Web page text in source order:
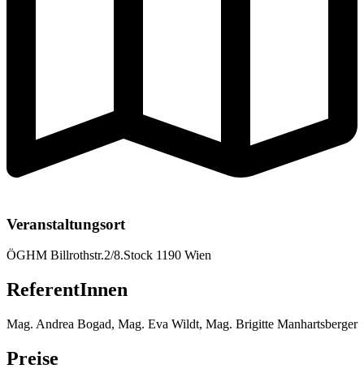
Veranstaltungsort
ÖGHM Billrothstr.2/8.Stock 1190 Wien
ReferentInnen
Mag. Andrea Bogad, Mag. Eva Wildt, Mag. Brigitte Manhartsberger
Preise